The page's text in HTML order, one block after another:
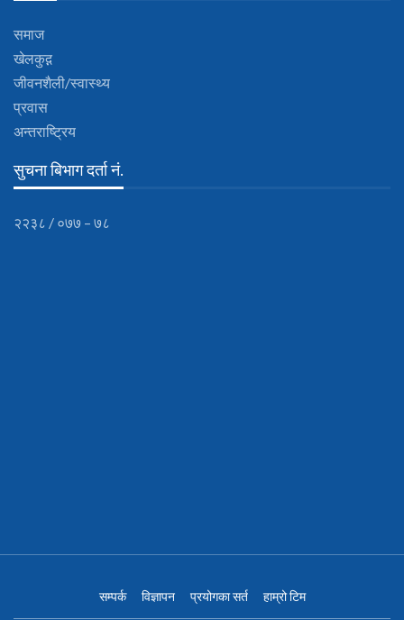
समाज
खेलकुद़़
जीवनशैली/स्वास्थ्य
प्रवास
अन्तराष्ट्रिय
सुचना बिभाग दर्ता नं.
२२३८ / ०७७ – ७८
सम्पर्क विज्ञापन प्रयोगका सर्त हाम्रो टिम